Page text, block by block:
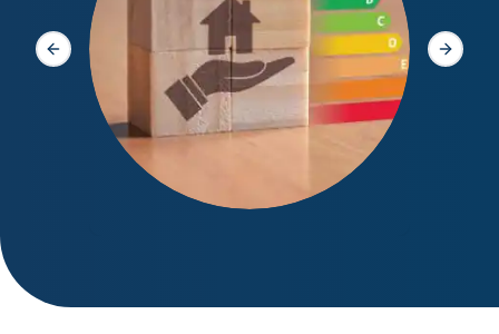
Slide précédente Slide